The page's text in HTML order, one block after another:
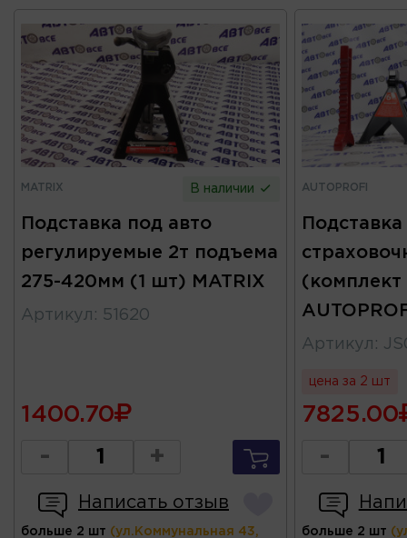
MATRIX В наличии
Подставка под авто
регулируемые 2т подъема
275-420мм (1 шт) MATRIX
Артикул : 51620
1400.70
- +
Написать отзыв
больше 2 шт (ул.Коммунальная 43,
AUTOPROFI
Артикул :
цена за 2 шт
7825.00
-
больше 2 шт